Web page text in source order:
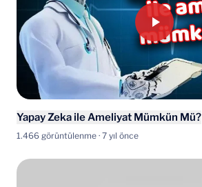
Yapay Zeka ile Ameliyat Mümkün Mü?
1.466 görüntülenme · 7 yıl önce